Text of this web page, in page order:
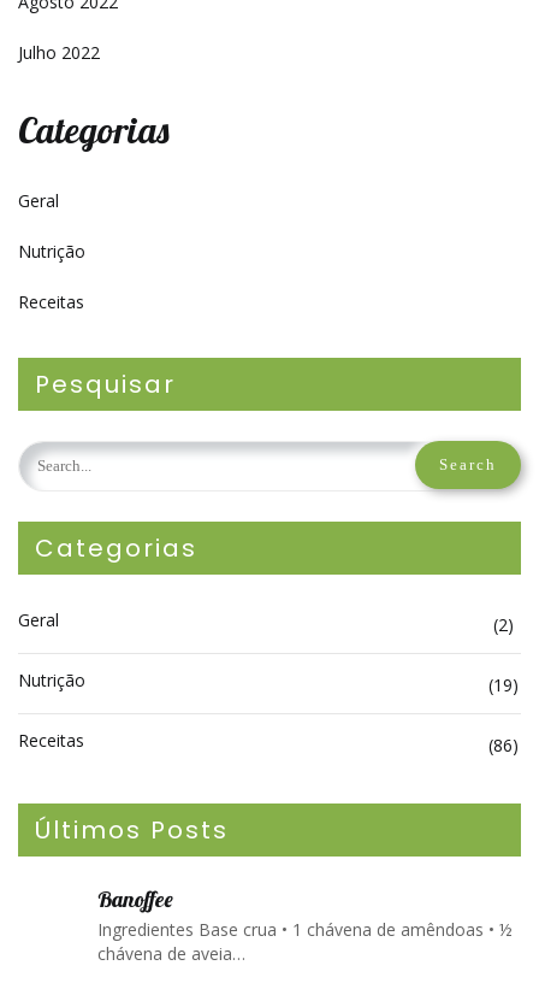
Julho 2022
Categorias
Geral
Nutrição
Receitas
Pesquisar
Categorias
Geral (2)
Nutrição (19)
Receitas (86)
Últimos Posts
Banoffee
Ingredientes Base crua • 1 chávena de amêndoas • ½
chávena de aveia…